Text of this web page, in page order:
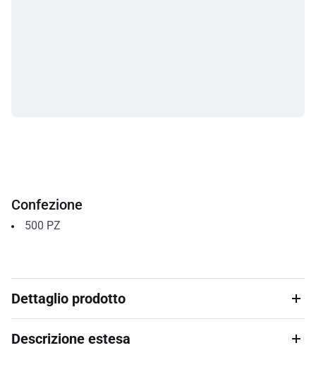
Confezione
500 PZ
Dettaglio prodotto
Descrizione estesa